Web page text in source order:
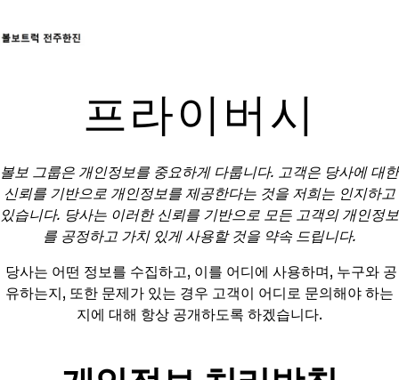
연락처
프라이버시
볼보 그룹은 개인정보를 중요하게 다룹니다. 고객은 당사에 대한
신뢰를 기반으로 개인정보를 제공한다는 것을 저희는 인지하고
있습니다. 당사는 이러한 신뢰를 기반으로 모든 고객의 개인정보
를 공정하고 가치 있게 사용할 것을 약속 드립니다.
당사는 어떤 정보를 수집하고, 이를 어디에 사용하며, 누구와 공
유하는지, 또한 문제가 있는 경우 고객이 어디로 문의해야 하는
지에 대해 항상 공개하도록 하겠습니다.